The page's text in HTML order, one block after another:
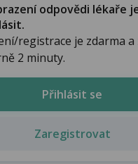
odpovědi lékaře
registrace je zdarma a
2 minuty.
Přihlásit se
Zaregistrovat